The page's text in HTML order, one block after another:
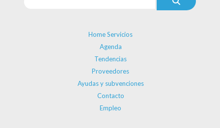
Home Servicios
Agenda
Tendencias
Proveedores
Ayudas y subvenciones
Contacto
Empleo